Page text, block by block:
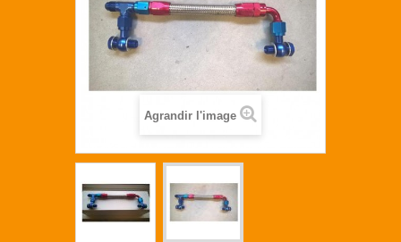
Agrandir l'image